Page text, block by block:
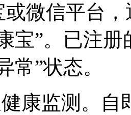
或微信平台
宝”。已注
常”状态。
监测。自